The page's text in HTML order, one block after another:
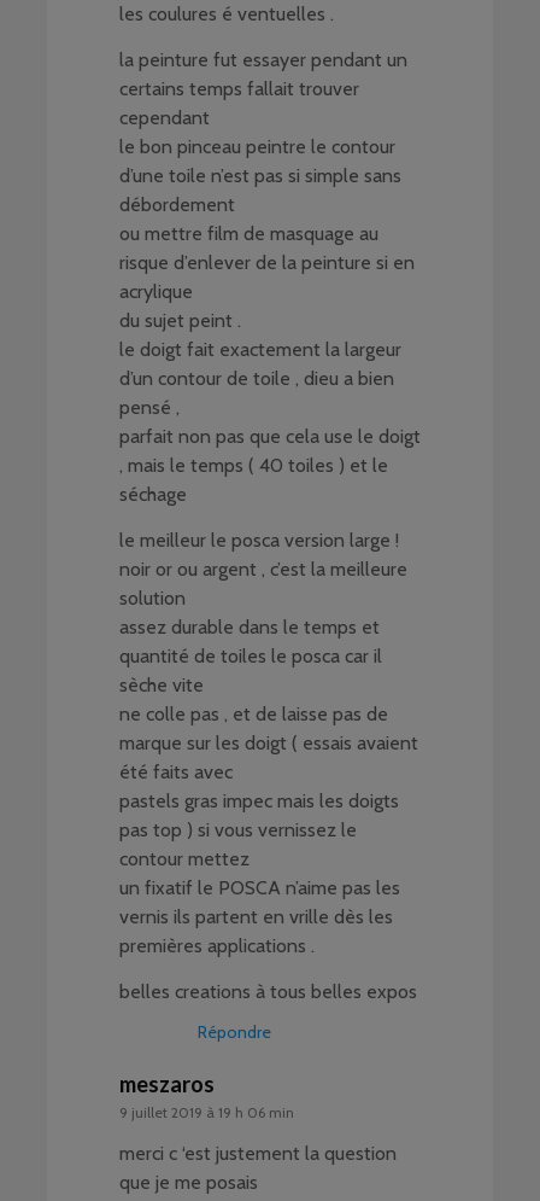
les coulures é ventuelles .
la peinture fut essayer pendant un
certains temps fallait trouver
cependant
le bon pinceau peintre le contour
d’une toile n’est pas si simple sans
débordement
ou mettre film de masquage au
risque d’enlever de la peinture si en
acrylique
du sujet peint .
le doigt fait exactement la largeur
d’un contour de toile , dieu a bien
pensé ,
parfait non pas que cela use le doigt
, mais le temps ( 40 toiles ) et le
séchage
le meilleur le posca version large !
noir or ou argent , c’est la meilleure
solution
assez durable dans le temps et
quantité de toiles le posca car il
sèche vite
ne colle pas , et de laisse pas de
marque sur les doigt ( essais avaient
été faits avec
pastels gras impec mais les doigts
pas top ) si vous vernissez le
contour mettez
un fixatif le POSCA n’aime pas les
vernis ils partent en vrille dès les
premières applications .
belles creations à tous belles expos
Répondre
meszaros
9 juillet 2019 à 19 h 06 min
merci c ‘est justement la question
que je me posais